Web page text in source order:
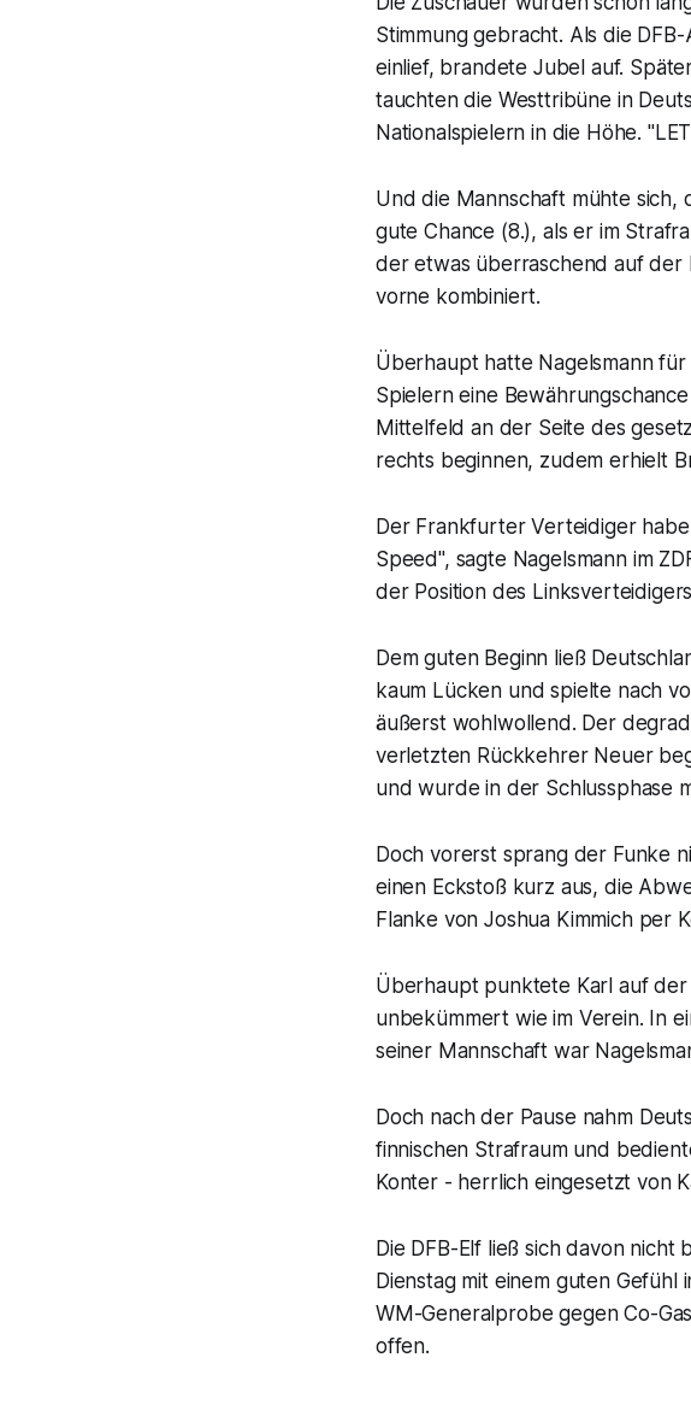
Stimmung gebracht. Als die
einlief, brandete Jubel auf.
tauchten die Westtribüne in
Nationalspielern in die Höhe.
Und die Mannschaft mühte sich,
gute Chance (8.), als er im
der etwas überraschend auf der
vorne kombiniert.
Überhaupt hatte Nagelsmann
Spielern eine
Mittelfeld an der Seite des
rechts beginnen, zudem erhielt
Der Frankfurter Verteidiger
Speed", sagte Nagelsmann im
der Position des
Dem guten Beginn ließ
kaum Lücken und spielte nach
äußerst wohlwollend. Der
verletzten Rückkehrer Neuer
und wurde in der Schlussphase
Doch vorerst sprang der Funke
einen Eckstoß kurz aus, die
Flanke von Joshua Kimmich per
Überhaupt punktete Karl auf der
unbekümmert wie im Verein. In
seiner Mannschaft war
Doch nach der Pause nahm
finnischen Strafraum und
Konter - herrlich eingesetzt von
Die DFB-Elf ließ sich davon
Dienstag mit einem guten
WM-Generalprobe gegen Co-
offen.